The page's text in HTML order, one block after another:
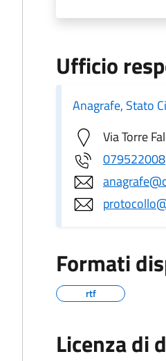
Ufficio
Anagrafe, Stato
Via Torre
079522008
Formati
rtf
Licenza di